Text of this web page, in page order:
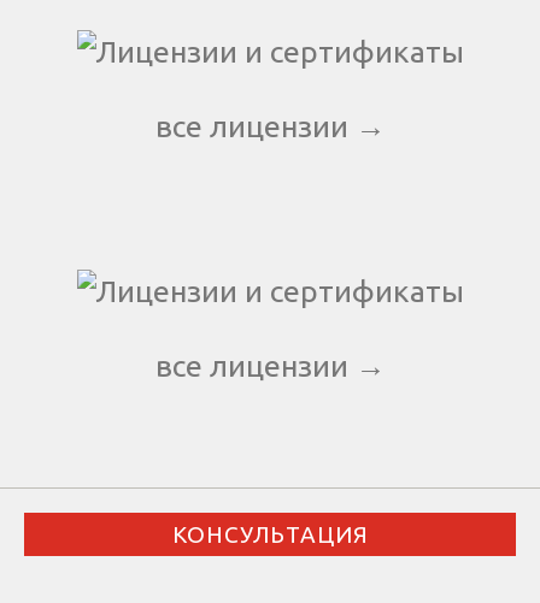
все лицензии →
все лицензии →
КОНСУЛЬТАЦИЯ